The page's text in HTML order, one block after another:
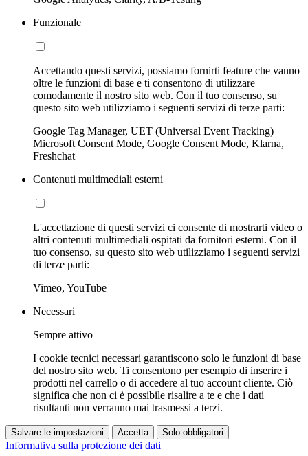
Funzionale
Accettando questi servizi, possiamo fornirti feature che vanno
oltre le funzioni di base e ti consentono di utilizzare
comodamente il nostro sito web. Con il tuo consenso, su
questo sito web utilizziamo i seguenti servizi di terze parti:
Google Tag Manager, UET (Universal Event Tracking)
Microsoft Consent Mode, Google Consent Mode, Klarna,
Freshchat
Contenuti multimediali esterni
L'accettazione di questi servizi ci consente di mostrarti video o
altri contenuti multimediali ospitati da fornitori esterni. Con il
tuo consenso, su questo sito web utilizziamo i seguenti servizi
di terze parti:
Vimeo, YouTube
Necessari
Sempre attivo
I cookie tecnici necessari garantiscono solo le funzioni di base
del nostro sito web. Ti consentono per esempio di inserire i
prodotti nel carrello o di accedere al tuo account cliente. Ciò
significa che non ci è possibile risalire a te e che i dati
risultanti non verranno mai trasmessi a terzi.
Salvare le impostazioni Accetta Solo obbligatori
Informativa sulla protezione dei dati